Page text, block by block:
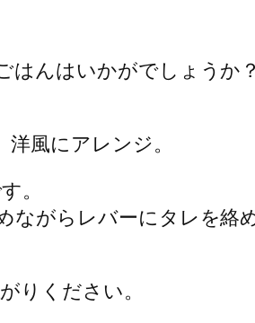
んはいかがでしょうか
風にアレンジ。
。
がらレバーにタレを絡
りください。